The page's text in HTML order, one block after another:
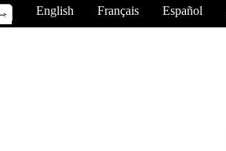
English Français Español